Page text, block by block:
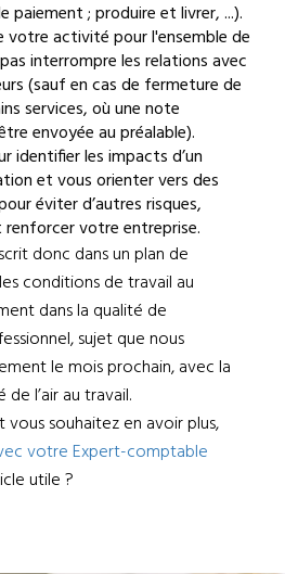
paiement ; produire et livrer, ...).
votre activité pour l'ensemble de
interrompre les relations avec
(sauf en cas de fermeture de
services, où une note
envoyée au préalable).
identifier les impacts d’un
et vous orienter vers des
éviter d’autres risques,
votre entreprise.
donc dans un plan de
conditions de travail au
dans la qualité de
sujet que nous
le mois prochain, avec la
l’air au travail.
souhaitez en avoir plus,
votre Expert-comptable
utile ?